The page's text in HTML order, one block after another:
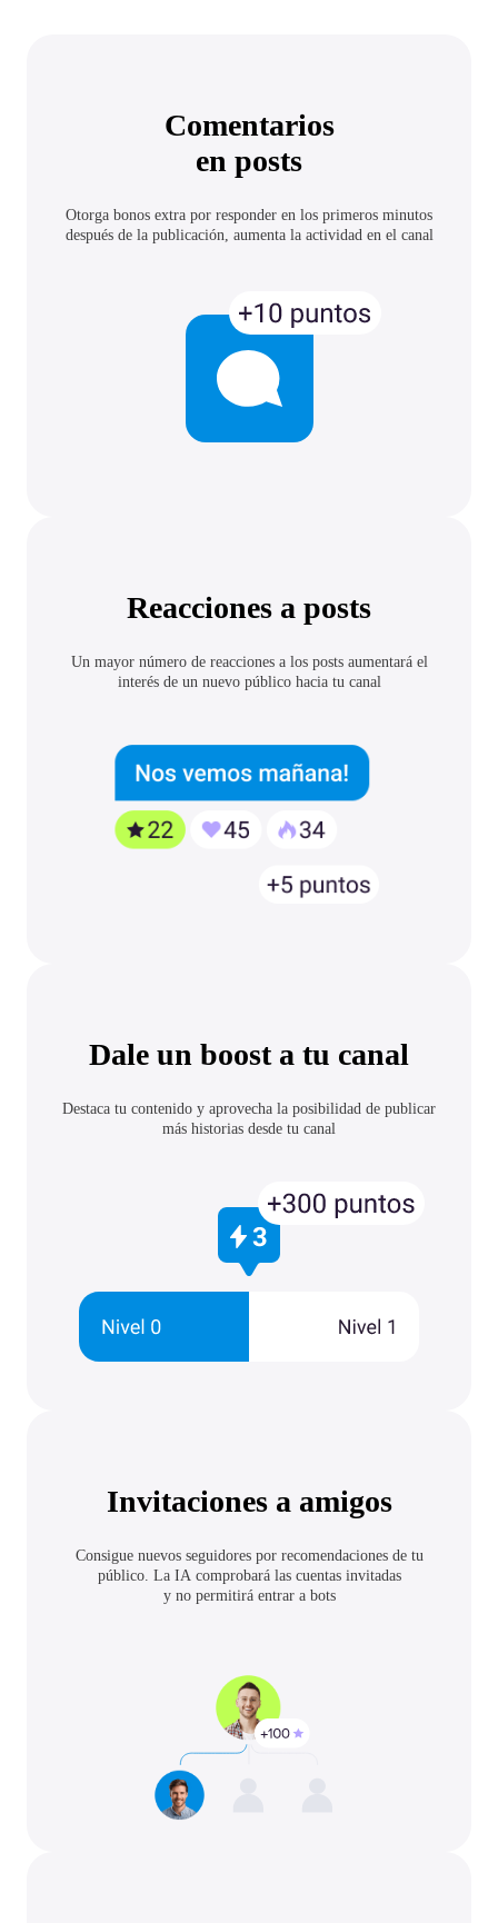
Comentarios
en posts
Otorga bonos extra por responder en los primeros minutos
después de la publicación, aumenta la actividad en el canal
Reacciones a posts
Un mayor número de reacciones a los posts aumentará el
interés de un nuevo público hacia tu canal
Dale un boost a tu canal
Destaca tu contenido y aprovecha la posibilidad de publicar
más historias desde tu canal
Invitaciones a amigos
Consigue nuevos seguidores por recomendaciones de tu
público. La IA comprobará las cuentas invitadas
y no permitirá entrar a bots